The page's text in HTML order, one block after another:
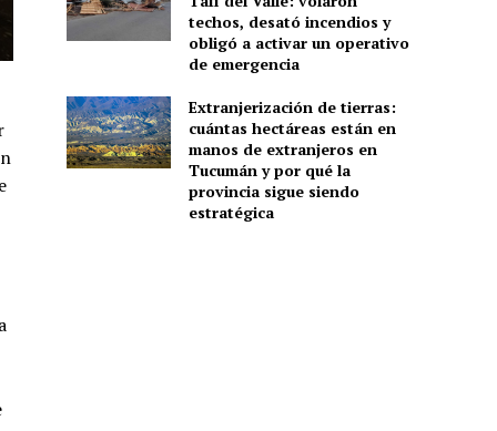
techos, desató incendios y
obligó a activar un operativo
de emergencia
Extranjerización de tierras:
cuántas hectáreas están en
manos de extranjeros en
Tucumán y por qué la
provincia sigue siendo
estratégica